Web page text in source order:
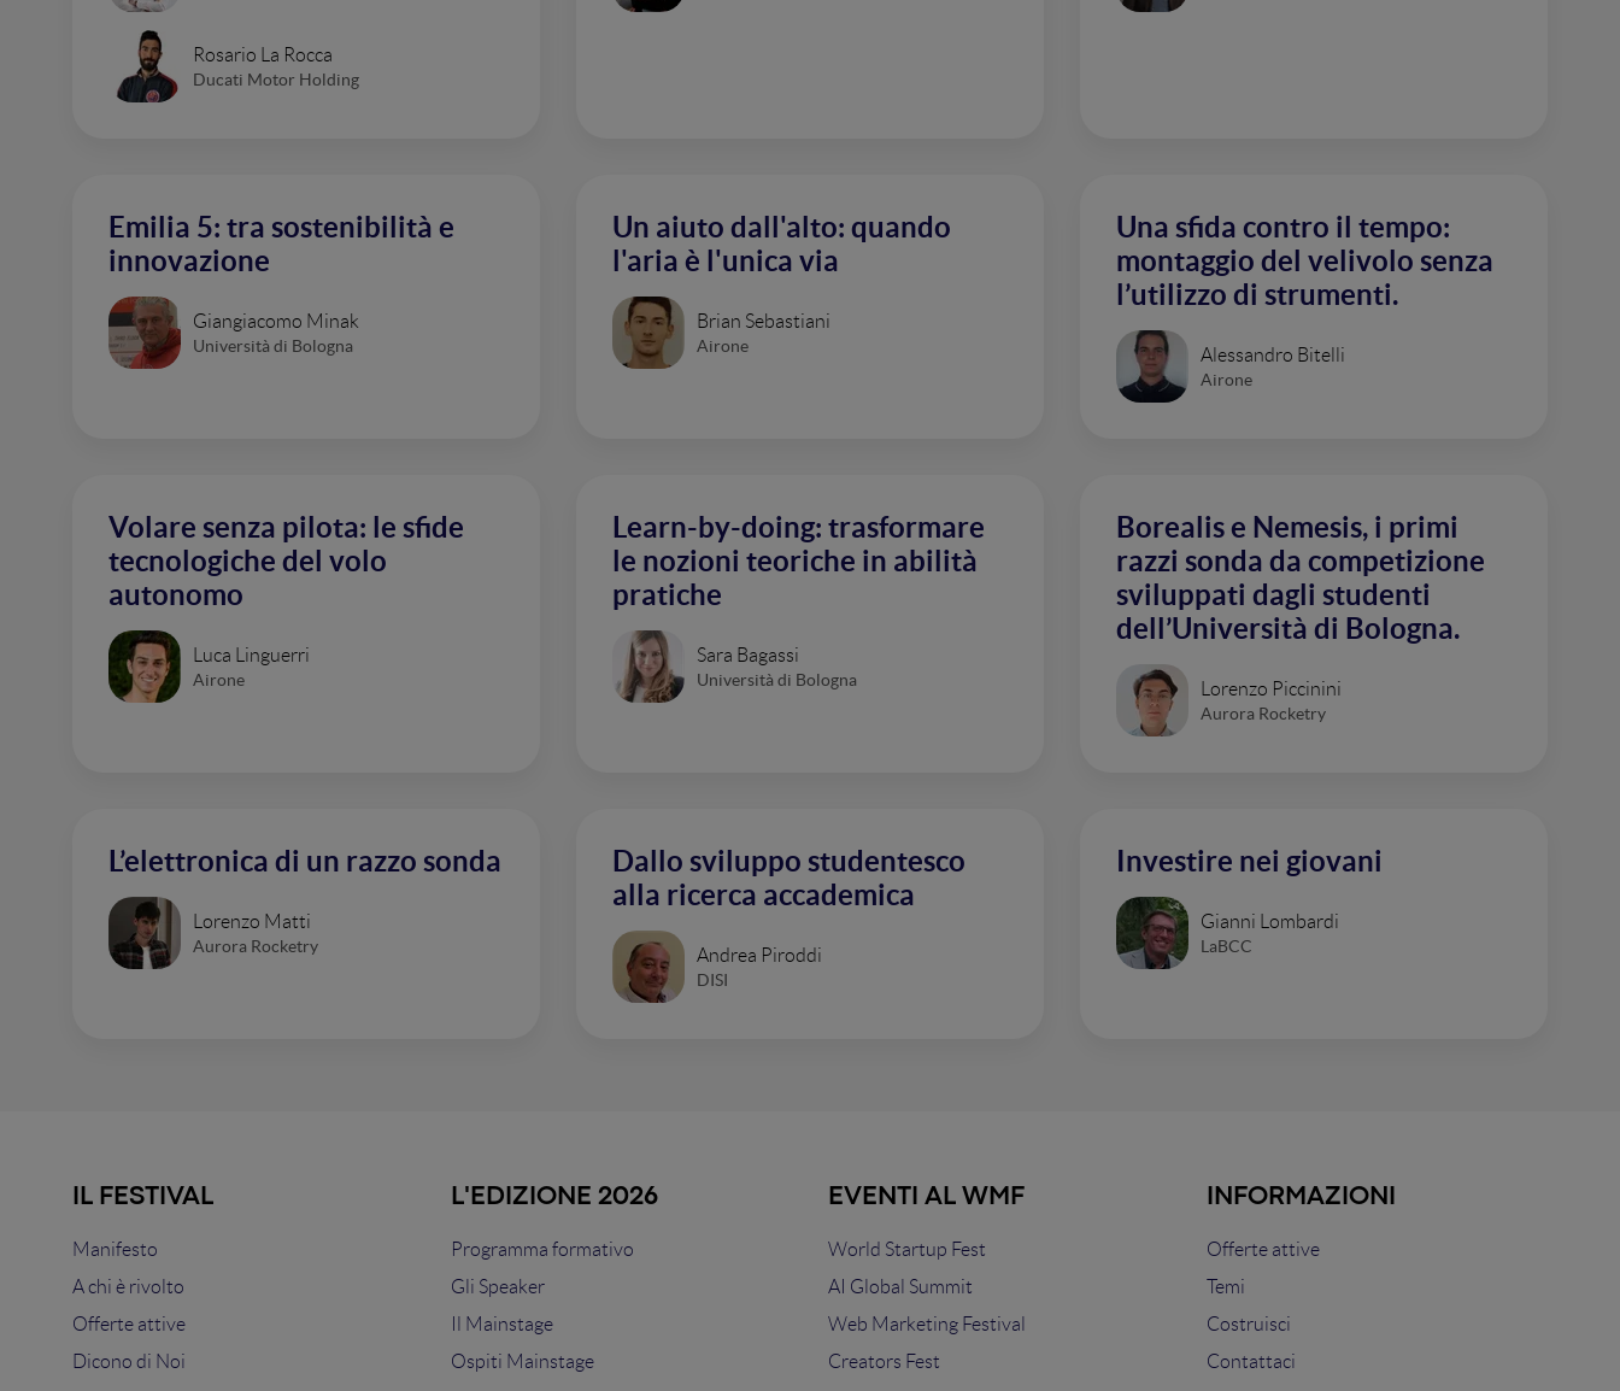
Rosario La Rocca
Ducati Motor Holding
Emilia 5: tra sostenibilità e
innovazione
Giangiacomo Minak
Università di Bologna
Un aiuto dall'alto: quando
l'aria è l'unica via
Brian Sebastiani
Airone
Una sfida contro il tempo:
montaggio del velivolo senza
l’utilizzo di strumenti.
Alessandro Bitelli
Airone
Volare senza pilota: le sfide
tecnologiche del volo
autonomo
Luca Linguerri
Airone
Learn-by-doing: trasformare
le nozioni teoriche in abilità
pratiche
Sara Bagassi
Università di Bologna
Borealis e Nemesis, i primi
razzi sonda da competizione
sviluppati dagli studenti
dell’Università di Bologna.
Lorenzo Piccinini
Aurora Rocketry
L’elettronica di un razzo sonda
Lorenzo Matti
Aurora Rocketry
Dallo sviluppo studentesco
alla ricerca accademica
Andrea Piroddi
DISI
Investire nei giovani
Gianni Lombardi
LaBCC
IL FESTIVAL
Manifesto
A chi è rivolto
Offerte attive
Dicono di Noi
L'EDIZIONE 2026
Programma formativo
Gli Speaker
Il Mainstage
Ospiti Mainstage
EVENTI AL WMF
World Startup Fest
AI Global Summit
Web Marketing Festival
Creators Fest
INFORMAZIONI
Offerte attive
Temi
Costruisci
Contattaci